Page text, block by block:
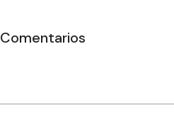
Comentarios